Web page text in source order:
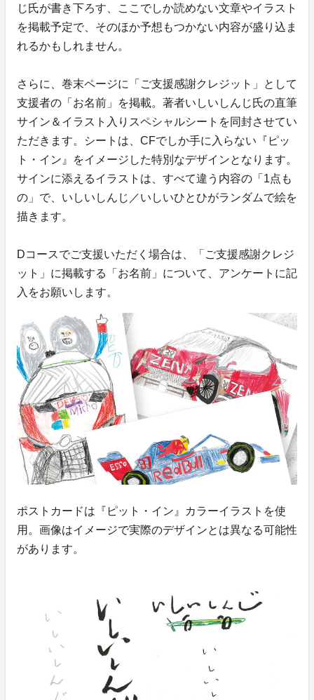
じ氏が書き下ろす、ここでしか読めない文章やイラスト
を掲載予定で、そのほか予想もつかない内容が盛り込ま
れるかもしれません。
さらに、巻末ページに「ご支援感謝クレジット」として
支援者の「お名前」を掲載。著者いしいしんじ氏の直筆
サイン＆イラスト入りスペシャルシートを同封させてい
ただきます。シートは、CFでしか手に入らない『ピッ
ト・イン』をイメージした特別なデザインとなります。
サインに添えるイラストは、すべて違う内容の「1点も
の」で、いしいしんじ／いしいひとひがランダムで絵を
描きます。
Dコースでご支援いただく場合は、「ご支援感謝クレジ
ット」に掲載する「お名前」について、アンケートに記
入をお願いします。
ポストカードは『ピット・イン』カラーイラストを使
用。画像はイメージで実際のデザインとは異なる可能性
があります。